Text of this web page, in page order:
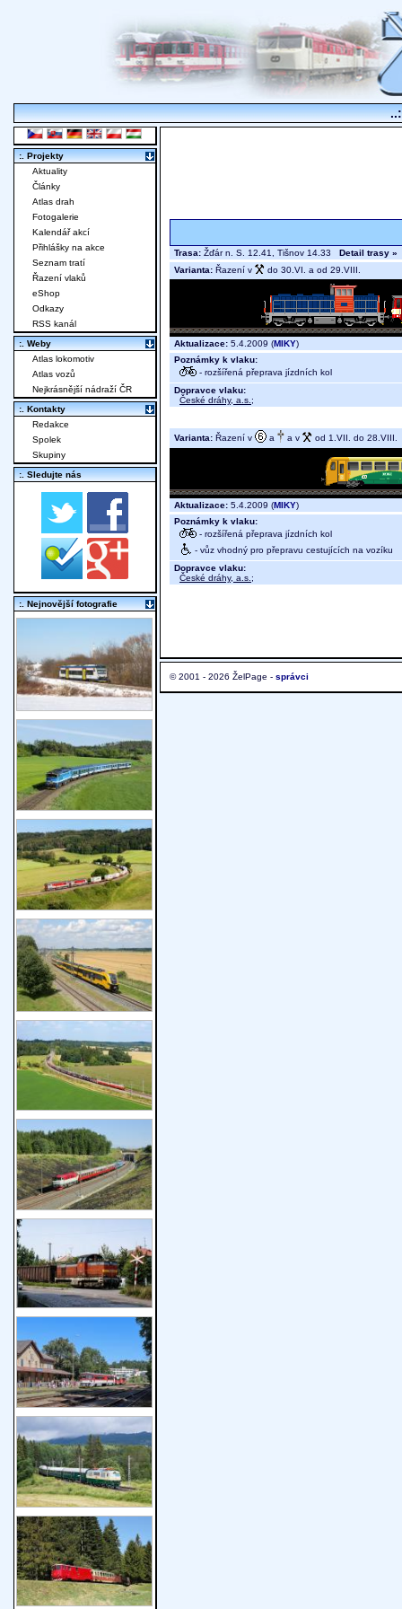
Trasa: Žďár n. S. 12.41, Tišnov 14.33 Detail trasy »
Varianta: Řazení v do 30.VI. a od 29.VIII.
Aktualizace: 5.4.2009 (MIKY)
Poznámky k vlaku:
- rozšířená přeprava jízdních kol
Dopravce vlaku:
České dráhy, a.s. ;
Varianta: Řazení v a a v od 1.VII. do 28.VIII.
Aktualizace: 5.4.2009 (MIKY)
Poznámky k vlaku:
- rozšířená přeprava jízdních kol
- vůz vhodný pro přepravu cestujících na vozíku
Dopravce vlaku:
České dráhy, a.s. ;
© 2001 - 2026 ŽelPage - správci
:. Projekty
Aktuality
Články
Atlas drah
Fotogalerie
Kalendář akcí
Přihlášky na akce
Seznam tratí
Řazení vlaků
eShop
Odkazy
RSS kanál
:. Weby
Atlas lokomotiv
Atlas vozů
Nejkrásnější nádraží ČR
:. Kontakty
Redakce
Spolek
Skupiny
:. Sledujte nás
:. Nejnovější fotografie